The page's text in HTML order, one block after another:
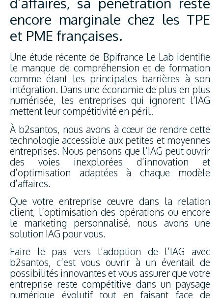
encore marginale chez les TPE
et PME françaises.
Une étude récente de Bpifrance Le Lab identifie
le manque de compréhension et de formation
comme étant les principales barrières à son
intégration. Dans une économie de plus en plus
numérisée, les entreprises qui ignorent l’IAG
mettent leur compétitivité en péril.
À b2santos, nous avons à cœur de rendre cette
technologie accessible aux petites et moyennes
entreprises. Nous pensons que l’IAG peut ouvrir
des voies inexplorées d’innovation et
d’optimisation adaptées à chaque modèle
d’affaires.
Que votre entreprise œuvre dans la relation
client, l’optimisation des opérations ou encore
le marketing personnalisé, nous avons une
solution IAG pour vous.
Faire le pas vers l’adoption de l’IAG avec
b2santos, c’est vous ouvrir à un éventail de
possibilités innovantes et vous assurer que votre
entreprise reste compétitive dans un paysage
numérique évolutif tout en faisant face de